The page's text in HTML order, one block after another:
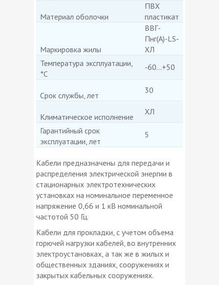
Материал оболочки
ПВХ
пластикат
Маркировка жилы
ВВГ-
Пнг(А)-LS-
ХЛ
Температура эксплуатации,
°C
-60...+50
Срок службы, лет
30
Климатическое исполнение
ХЛ
Гарантийный срок
эксплуатации, лет
5
Кабели предназначены для передачи и
распределения электрической энергии в
стационарных электротехнических
установках на номинальное переменное
напряжение 0,66 и 1 кВ номинальной
частотой 50 Гц.
Кабели для прокладки, с учетом объема
горючей нагрузки кабелей, во внутренних
электроустановках, а так же в жилых и
общественных зданиях, сооружениях и
закрытых кабельных сооружениях.